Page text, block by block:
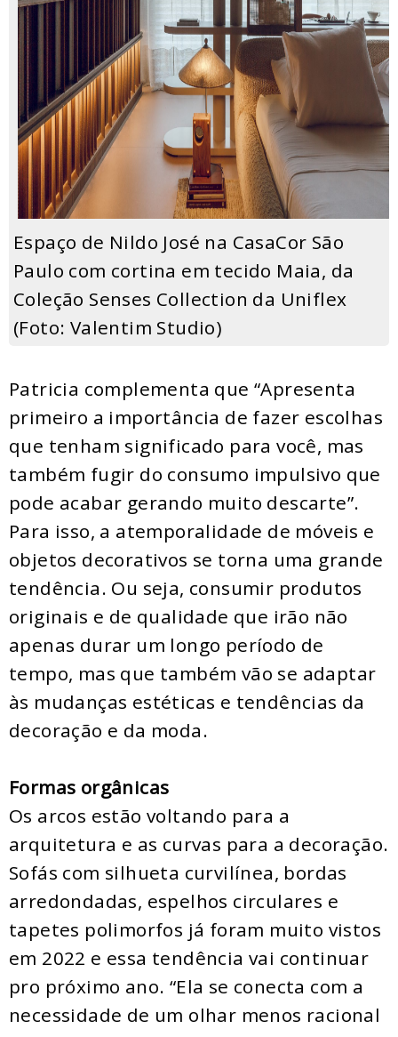
Espaço de Nildo José na CasaCor São
Paulo com cortina em tecido Maia, da
Coleção Senses Collection da Uniflex
(Foto: Valentim Studio)
Patricia complementa que “Apresenta
primeiro a importância de fazer escolhas
que tenham significado para você, mas
também fugir do consumo impulsivo que
pode acabar gerando muito descarte”.
Para isso, a atemporalidade de móveis e
objetos decorativos se torna uma grande
tendência. Ou seja, consumir produtos
originais e de qualidade que irão não
apenas durar um longo período de
tempo, mas que também vão se adaptar
às mudanças estéticas e tendências da
decoração e da moda.
Formas orgânicas
Os arcos estão voltando para a
arquitetura e as curvas para a decoração.
Sofás com silhueta curvilínea, bordas
arredondadas, espelhos circulares e
tapetes polimorfos já foram muito vistos
em 2022 e essa tendência vai continuar
pro próximo ano. “Ela se conecta com a
necessidade de um olhar menos racional